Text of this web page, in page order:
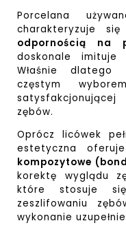
Porcelana
charakteryzuje
odpornością na
doskonale imituje
Właśnie dlatego
częstym
zębów.
Oprócz licówek
estetyczna
kompozytowe (
korektę wyglądu
które stosuje
zeszlifowaniu
wykonanie